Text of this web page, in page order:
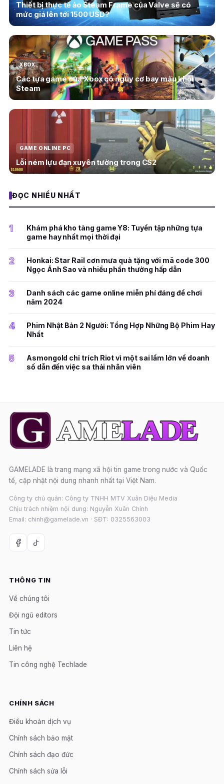
Thiết bị thực tế ảo Steam Frame của Valve sẽ có
mức giá lên tới 1500 USD?
XBOX
Các tựa game của Xbox có nguy cơ bay màu khỏi
Steam
GAME ONLINE PC
Lỗi ném lựu đạn xuyên tường trong CS2
ĐỌC NHIỀU NHẤT
1
Khám phá kho tàng game Y8: Tuyển tập những tựa
game hay nhất mọi thời đại
2
Honkai: Star Rail cơn mưa quà tặng với mã code 300
Ngọc Ánh Sao và nhiều phần thưởng hấp dẫn
3
Danh sách các game online miễn phí đáng để chơi
năm 2024
4
Phim Nhật Bản 2 Người: Tổng Hợp Những Bộ Phim Hay
Nhất
5
Asmongold chỉ trích Riot vì một sai lầm lớn về doanh
số dẫn đến việc sa thải nhân viên
GAMELADE là trang mạng xã hội tin game trong nước và Quốc
tế, cập nhật nội dung nhanh nhất tại Việt Nam.
Công ty chủ quản: Công ty TNHH MTV Xuân Diệu Media
Chịu trách nhiệm nội dung: Nguyễn Xuân Chính
Email: chinh@gamelade.vn · SĐT: 0325563003
THÔNG TIN
Về chúng tôi
Đội ngũ editors
Tin tức
Liên hệ
Tin công nghệ Techlade
CHÍNH SÁCH
Điều khoản dịch vụ
Chính sách bảo mật
Chính sách đạo đức
Chính sách sửa lỗi